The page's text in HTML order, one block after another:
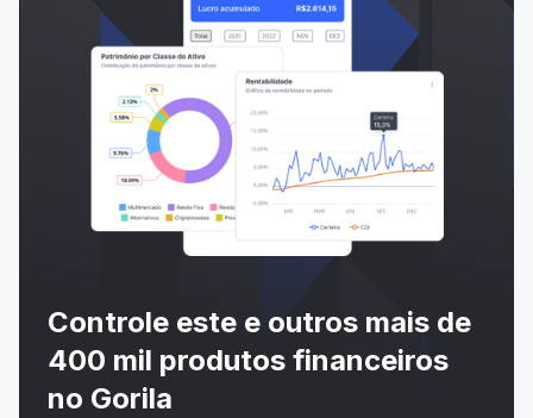
Controle este e outros mais de
400 mil produtos financeiros
no Gorila